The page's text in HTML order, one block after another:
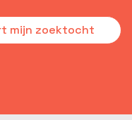
mijn zoektocht